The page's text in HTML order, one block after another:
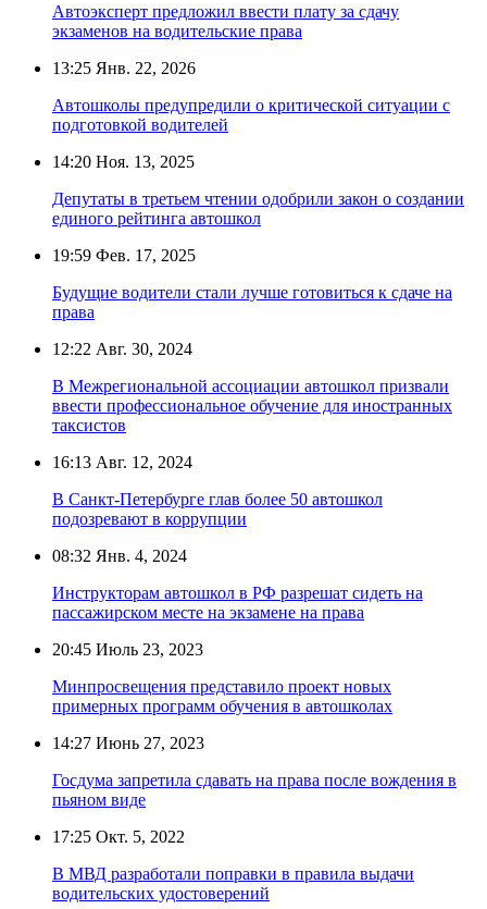
Автоэксперт предложил ввести плату за сдачу
экзаменов на водительские права
13:25 Янв. 22, 2026
Автошколы предупредили о критической ситуации с
подготовкой водителей
14:20 Ноя. 13, 2025
Депутаты в третьем чтении одобрили закон о создании
единого рейтинга автошкол
19:59 Фев. 17, 2025
Будущие водители стали лучше готовиться к сдаче на
права
12:22 Авг. 30, 2024
В Межрегиональной ассоциации автошкол призвали
ввести профессиональное обучение для иностранных
таксистов
16:13 Авг. 12, 2024
В Санкт-Петербурге глав более 50 автошкол
подозревают в коррупции
08:32 Янв. 4, 2024
Инструкторам автошкол в РФ разрешат сидеть на
пассажирском месте на экзамене на права
20:45 Июль 23, 2023
Минпросвещения представило проект новых
примерных программ обучения в автошколах
14:27 Июнь 27, 2023
Госдума запретила сдавать на права после вождения в
пьяном виде
17:25 Окт. 5, 2022
В МВД разработали поправки в правила выдачи
водительских удостоверений